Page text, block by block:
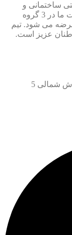
ساختمانی و
تاسیسات ساختمانی در بازار ایران است. خدمات ما در 3 گروه
می شود. تیم
عزیز است.
شمالی 5